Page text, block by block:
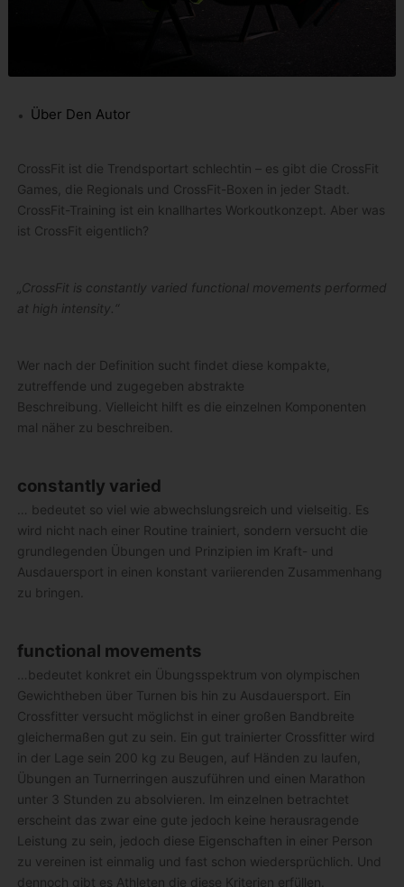
Über Den Autor
CrossFit ist die Trendsportart schlechtin – es gibt die CrossFit
Games, die Regionals und CrossFit-Boxen in jeder Stadt.
CrossFit-Training ist ein knallhartes Workoutkonzept. Aber was
ist CrossFit eigentlich?
„CrossFit is constantly varied functional movements performed
at high intensity.“
Wer nach der Definition sucht findet diese kompakte,
zutreffende und zugegeben abstrakte
Beschreibung. Vielleicht hilft es die einzelnen Komponenten
mal näher zu beschreiben.
constantly varied
… bedeutet so viel wie abwechslungsreich und vielseitig. Es
wird nicht nach einer Routine trainiert, sondern versucht die
grundlegenden Übungen und Prinzipien im Kraft- und
Ausdauersport in einen konstant variierenden Zusammenhang
zu bringen.
functional movements
…bedeutet konkret ein Übungsspektrum von olympischen
Gewichtheben über Turnen bis hin zu Ausdauersport. Ein
Crossfitter versucht möglichst in einer großen Bandbreite
gleichermaßen gut zu sein. Ein gut trainierter Crossfitter wird
in der Lage sein 200 kg zu Beugen, auf Händen zu laufen,
Übungen an Turnerringen auszuführen und einen Marathon
unter 3 Stunden zu absolvieren. Im einzelnen betrachtet
erscheint das zwar eine gute jedoch keine herausragende
Leistung zu sein, jedoch diese Eigenschaften in einer Person
zu vereinen ist einmalig und fast schon wiedersprüchlich. Und
dennoch gibt es Athleten die diese Kriterien erfüllen.